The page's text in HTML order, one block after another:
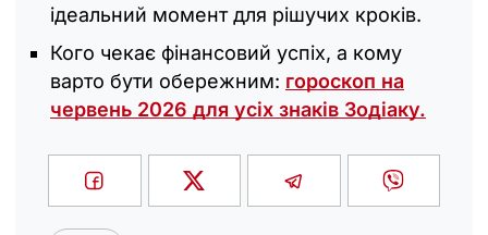
ідеальний момент для рішучих кроків.
Кого чекає фінансовий успіх, а кому
варто бути обережним: гороскоп на
червень 2026 для усіх знаків Зодіаку.